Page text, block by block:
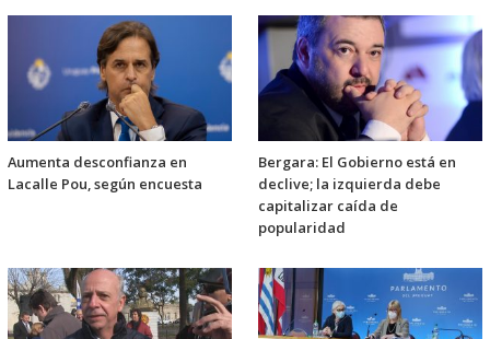
Aumenta desconfianza en
Lacalle Pou, según encuesta
Bergara: El Gobierno está en
declive; la izquierda debe
capitalizar caída de
popularidad